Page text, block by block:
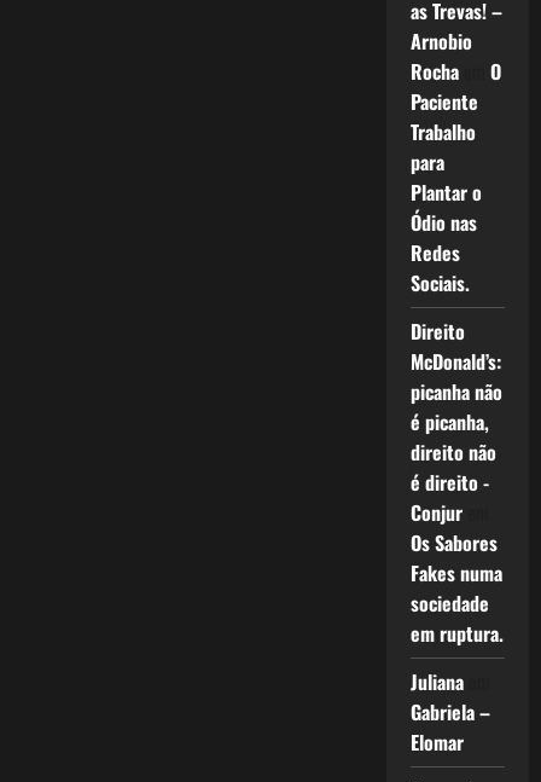
as Trevas! –
Arnobio
Rochaem O
Paciente
Trabalho
para
Plantar o
Ódio nas
Redes
Sociais.
Direito
McDonald’s:
picanha não
é picanha,
direito não
é direito -
Conjurem
Os Sabores
Fakes numa
sociedade
em ruptura.
Julianaem
Gabriela –
Elomar